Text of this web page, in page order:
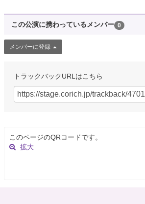
この公演に携わっているメンバー 0
メンバーに登録
トラックバックURLはこちら
このページのQRコードです。
拡大